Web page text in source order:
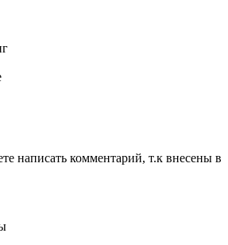
написать комментарий, т.к внесены в